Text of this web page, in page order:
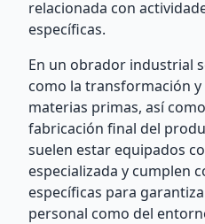
relacionada con
específicas.
En un obrador industrial
como la transformación
materias primas, así
fabricación final del
suelen estar equipados
especializada y cumplen
específicas para
personal como del